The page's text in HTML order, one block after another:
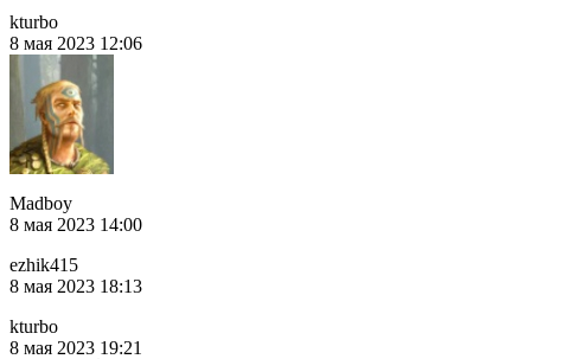
kturbo
8 мая 2023 12:06
Madboy
8 мая 2023 14:00
ezhik415
8 мая 2023 18:13
kturbo
8 мая 2023 19:21